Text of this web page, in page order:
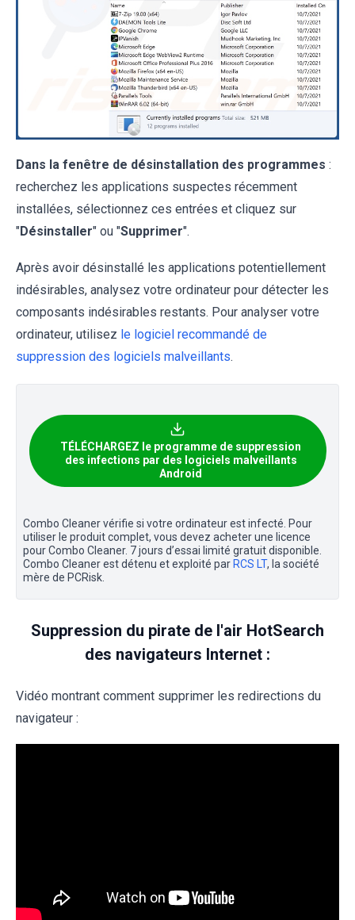
Dans la fenêtre de désinstallation des programmes :
recherchez les applications suspectes récemment
installées, sélectionnez ces entrées et cliquez sur
"Désinstaller" ou "Supprimer".
Après avoir désinstallé les applications potentiellement
indésirables, analysez votre ordinateur pour détecter les
composants indésirables restants. Pour analyser votre
ordinateur, utilisez le logiciel recommandé de
suppression des logiciels malveillants.
TÉLÉCHARGEZ le programme de suppression
des infections par des logiciels malveillants
Android
Combo Cleaner vérifie si votre ordinateur est infecté. Pour
utiliser le produit complet, vous devez acheter une licence
pour Combo Cleaner. 7 jours d’essai limité gratuit disponible.
Combo Cleaner est détenu et exploité par RCS LT, la société
mère de PCRisk.
Suppression du pirate de l'air HotSearch
des navigateurs Internet :
Vidéo montrant comment supprimer les redirections du
navigateur :